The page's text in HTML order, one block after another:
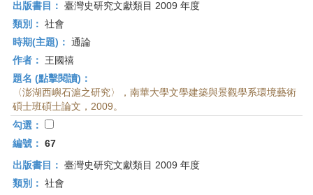
出版書目： 臺灣史研究文獻類目 2009 年度
類別： 社會
時期(主題)： 通論
作者：
王國禧
題名 (點擊閱讀)：
〈澎湖西嶼石滬之研究〉，南華大學文學建築與景觀學系環境藝術
碩士班碩士論文，2009。
勾選：
編號： 67
出版書目： 臺灣史研究文獻類目 2009 年度
類別： 社會